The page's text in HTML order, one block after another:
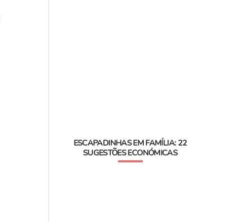
ESCAPADINHAS EM FAMÍLIA: 22
SUGESTÕES ECONÓMICAS